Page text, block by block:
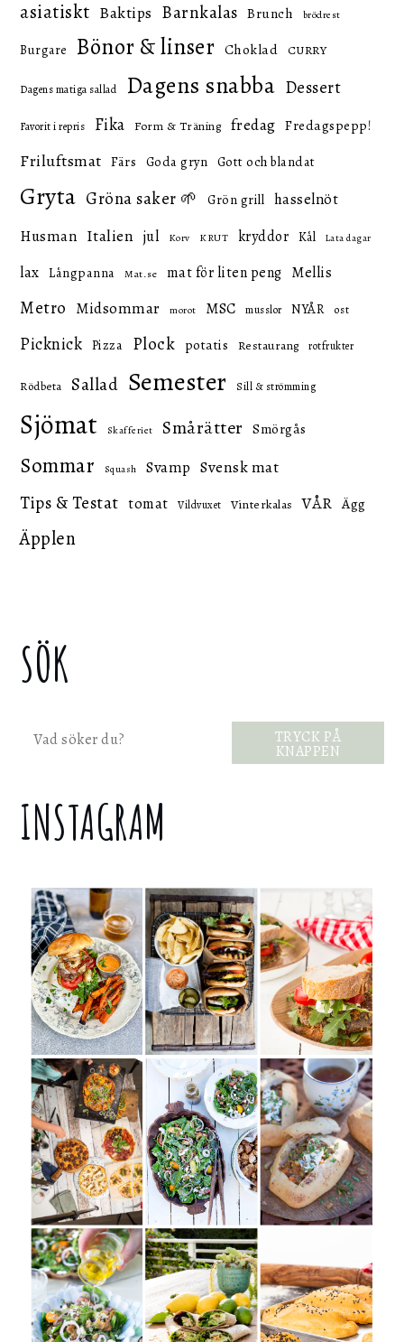
asiatiskt Baktips Barnkalas Brunch brödrest
Burgare Bönor & linser Choklad CURRY
Dagens matiga sallad Dagens snabba Dessert
Favorit i repris Fika Form & Träning fredag Fredagspepp!
Friluftsmat Färs Goda gryn Gott och blandat
Gryta Gröna saker 🌱 Grön grill hasselnöt
Husman Italien jul Korv KRUT kryddor Kål Lata dagar
lax Långpanna Mat.se mat för liten peng Mellis
Metro Midsommar morot MSC musslor NYÅR ost
Picknick Pizza Plock potatis Restaurang rotfrukter
Rödbeta Sallad Semester Sill & strömming
Sjömat Skafferiet Smårätter Smörgås
Sommar Squash Svamp Svensk mat
Tips & Testat tomat Vildvuxet Vinterkalas VÅR Ägg
Äpplen
SÖK
Sök TRYCK PÅ
KNAPPEN
INSTAGRAM